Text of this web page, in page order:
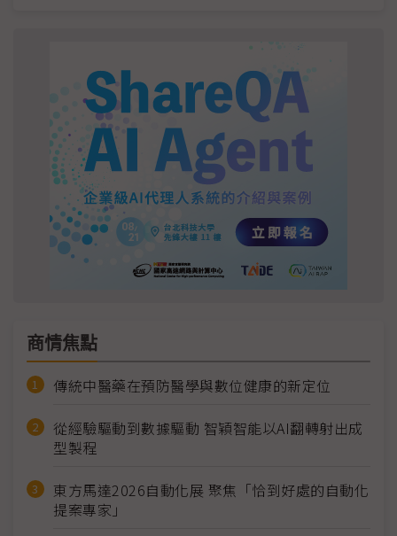
商情焦點
傳統中醫藥在預防醫學與數位健康的新定位
從經驗驅動到數據驅動 智穎智能以AI翻轉射出成
型製程
東方馬達2026自動化展 聚焦「恰到好處的自動化
提案專家」